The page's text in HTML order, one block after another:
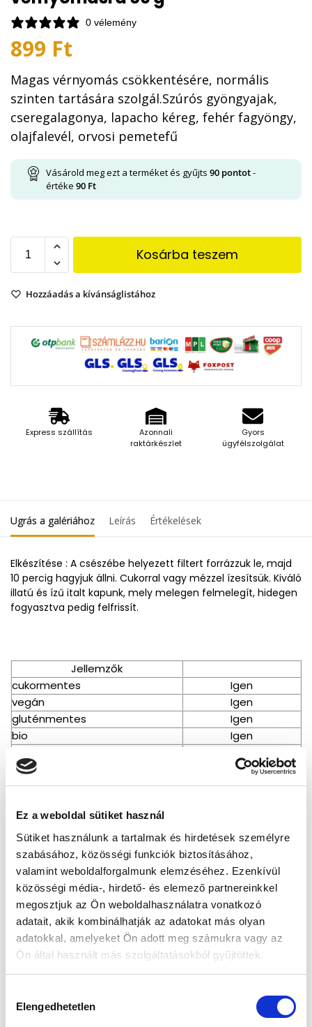
Ez a weboldal sütiket használ
Sütiket használunk a tartalmak és hirdetések személyre
szabásához, közösségi funkciók biztosításához,
valamint weboldalforgalmunk elemzéséhez. Ezenkívül
közösségi média-, hirdető- és elemező partnereinkkel
megosztjuk az Ön weboldalhasználatra vonatkozó
adatait, akik kombinálhatják az adatokat más olyan
adatokkal, amelyeket Ön adott meg számukra vagy az
Ön által használt más szolgáltatásokból gyűjtöttek.
Elengedhetetlen
0 vélemény
899 Ft
Magas vérnyomás csökkentésére, normális
szinten tartására szolgál.Szúrós gyöngyajak,
cseregalagonya, lapacho kéreg, fehér fagyöngy,
olajfalevél, orvosi pemetefű
Vásárold meg ezt a terméket és gyűjts 90 pontot-
értéke 90 Ft
Kosárba teszem
Hozzáadás a kívánságlistához
Express szállítás
Azonnali
raktárkészlet
Gyors
ügyfélszolgálat
Ugrás a galériához Leírás Értékelések
Elkészítése : A csészébe helyezett filtert forrázzuk le, majd
10 percig hagyjuk állni. Cukorral vagy mézzel ízesítsük. Kiváló
illatú és ízű italt kapunk, mely melegen felmelegít, hidegen
fogyasztva pedig felfrissít.
Jellemzők
cukormentes
Igen
vegán
Igen
gluténmentes
Igen
bio
Igen
Vásárlói vélemények
0 / 50 vélemény
0%
4
0%
3
0%
2
%